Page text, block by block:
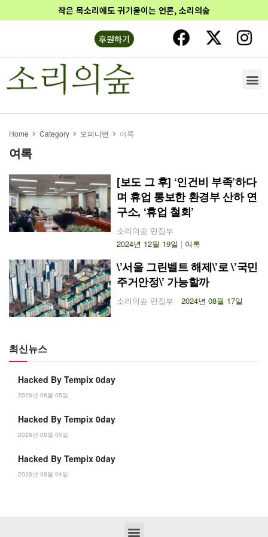
작은 목소리에도 귀기울이는 언론, 소리의숲
후원하기
Home Category 오피니언 여록
여록
[보도 그 후] ‘인건비 부족’하다
며 휴업 통보한 환경부 산하 연
구소, ‘휴업 철회’
소리의숲 편집부
2024년 12월 19일 | 여록
\’서울 그린벨트 해제\’로 \’국민
주거안정\’ 가능할까
소리의숲 편집부 2024년 08월 17일
최신뉴스
Hacked By Tempix 0day
2026년 08월 05일
Hacked By Tempix 0day
2026년 08월 05일
Hacked By Tempix 0day
2026년 08월 04일